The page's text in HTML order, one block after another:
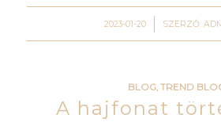
2023-01-20
/ SZERZŐ:
BLOG,TREND
A hajfonat